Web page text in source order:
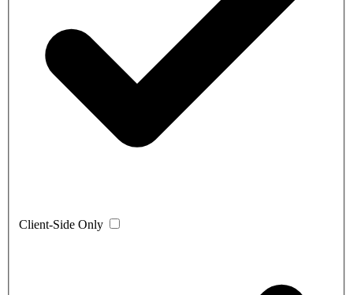
Client-Side Only